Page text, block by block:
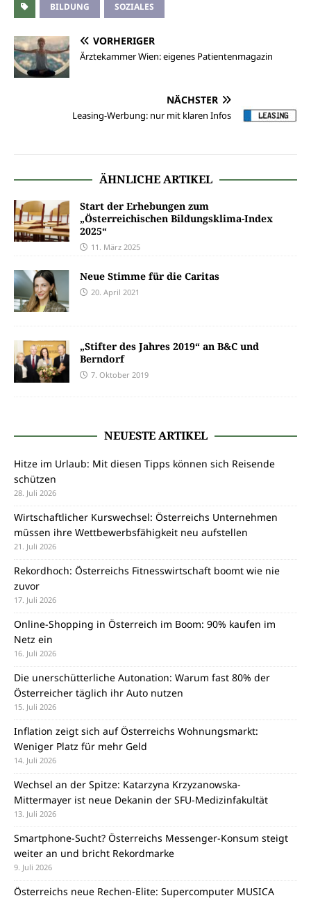
BILDUNG SOZIALES
VORHERIGER
Ärztekammer Wien: eigenes Patientenmagazin
NÄCHSTER
Leasing-Werbung: nur mit klaren Infos
ÄHNLICHE ARTIKEL
Start der Erhebungen zum
„Österreichischen Bildungsklima-Index
2025“
11. März 2025
Neue Stimme für die Caritas
20. April 2021
„Stifter des Jahres 2019“ an B&C und
Berndorf
7. Oktober 2019
NEUESTE ARTIKEL
Hitze im Urlaub: Mit diesen Tipps können sich Reisende
schützen
28. Juli 2026
Wirtschaftlicher Kurswechsel: Österreichs Unternehmen
müssen ihre Wettbewerbsfähigkeit neu aufstellen
21. Juli 2026
Rekordhoch: Österreichs Fitnesswirtschaft boomt wie nie
zuvor
17. Juli 2026
Online-Shopping in Österreich im Boom: 90% kaufen im
Netz ein
16. Juli 2026
Die unerschütterliche Autonation: Warum fast 80% der
Österreicher täglich ihr Auto nutzen
15. Juli 2026
Inflation zeigt sich auf Österreichs Wohnungsmarkt:
Weniger Platz für mehr Geld
14. Juli 2026
Wechsel an der Spitze: Katarzyna Krzyzanowska-
Mittermayer ist neue Dekanin der SFU-Medizinfakultät
13. Juli 2026
Smartphone-Sucht? Österreichs Messenger-Konsum steigt
weiter an und bricht Rekordmarke
9. Juli 2026
Österreichs neue Rechen-Elite: Supercomputer MUSICA